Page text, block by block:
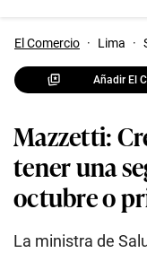
El Comercio · Lima ·
Añadir El
Mazzetti:
tener una
octubre o
La ministra de